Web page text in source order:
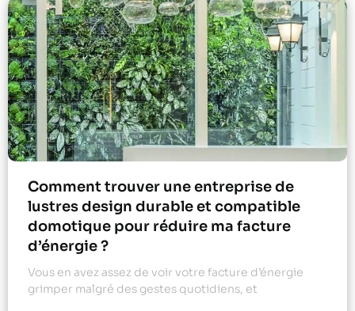
Comment trouver une entreprise de
lustres design durable et compatible
domotique pour réduire ma facture
d’énergie ?
Vous en avez assez de voir votre facture d’énergie
grimper malgré des gestes quotidiens, et